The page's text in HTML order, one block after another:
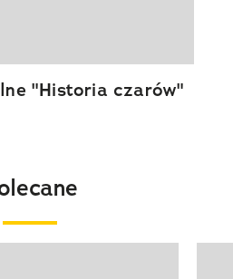
"Historia czarów"